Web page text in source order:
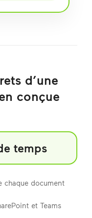
d’une
conçue
temps
chaque document
et Teams